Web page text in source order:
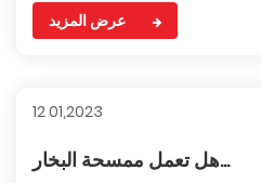
12 01,2023
هل تعمل ممسحة البخار...